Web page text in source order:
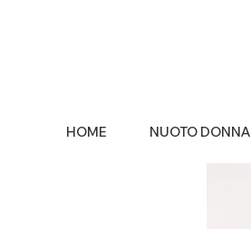
HOME NUOTO DONNA